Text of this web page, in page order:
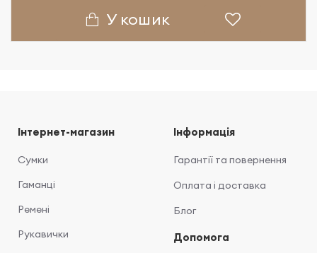
У кошик
Інтернет-магазин
Сумки
Гаманці
Ремені
Рукавички
Інформація
Гарантії та повернення
Оплата і доставка
Блог
Допомога